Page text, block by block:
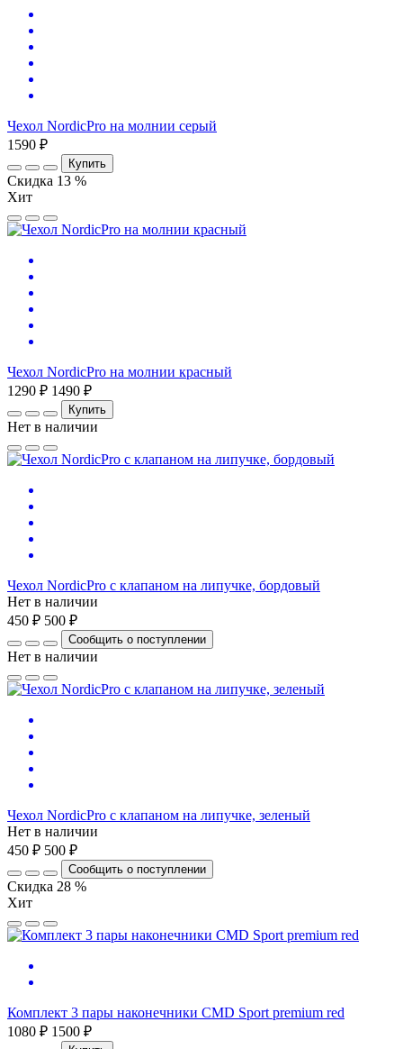
Чехол NordicPro на молнии серый
1590 ₽
Купить
Скидка 13 %
Хит
Чехол NordicPro на молнии красный
1290 ₽ 1490 ₽
Купить
Нет в наличии
Чехол NordicPro с клапаном на липучке, бордовый
Нет в наличии
450 ₽ 500 ₽
Сообщить о поступлении
Нет в наличии
Чехол NordicPro с клапаном на липучке, зеленый
Нет в наличии
450 ₽ 500 ₽
Сообщить о поступлении
Скидка 28 %
Хит
Комплект 3 пары наконечники CMD Sport premium red
1080 ₽ 1500 ₽